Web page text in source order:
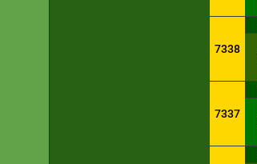
7338
7337